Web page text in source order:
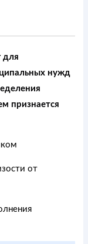
для
нужд
признается
от